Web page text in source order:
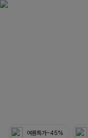
여름특가~45%